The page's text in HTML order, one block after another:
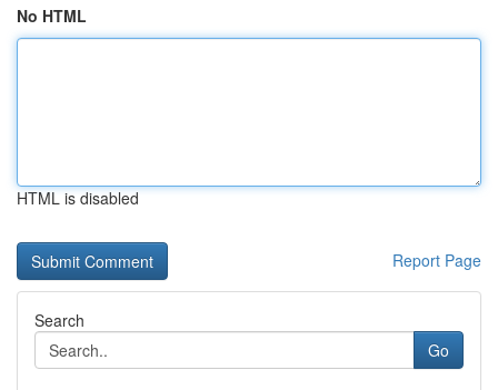
No HTML
HTML is disabled
Report Page
Search
Go